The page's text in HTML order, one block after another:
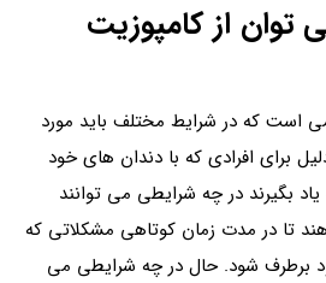
از کامپوزیت
است که در شرایط مختلف باید مورد
برای افرادی که با دندان های خود
بگیرند در چه شرایطی می توانند
تا در مدت زمان کوتاهی مشکلاتی که
برطرف شود. حال در چه شرایطی می